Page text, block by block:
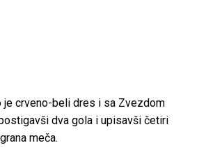
crveno-beli dres i sa Zvezdom
dva gola i upisavši četiri
meča.